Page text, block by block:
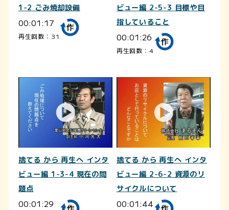
1-2 ごみ焼却設備
00:01:17
再生回数：31
ビュー編 2-5-3 目標や目
指していること
00:01:26
再生回数：4
捨てる から 再生へ インタ
ビュー編 1-3-4 現在の問
題点
00:01:29
捨てる から 再生へ インタ
ビュー編 2-6-2 資源のリ
サイクルについて
00:01:44